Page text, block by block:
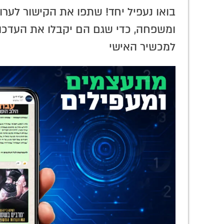
בואו נעפיל יחד! שתפו את הקישור
ומשפחה, כדי שגם הם יקבלו את
למכשיר האישי
מורה הדרך לעבודת הלב: הצצה לרגעי
הולדת 'קונטרס התפילה' והמהפיכה
תורת החסידות